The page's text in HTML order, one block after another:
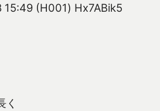
(H001) Hx7ABik5
く